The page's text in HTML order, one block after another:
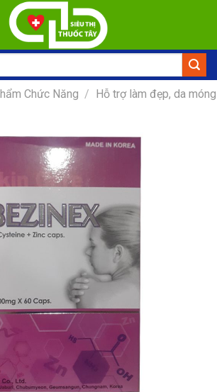
Chức Năng / Hỗ trợ làm đẹp, da móng